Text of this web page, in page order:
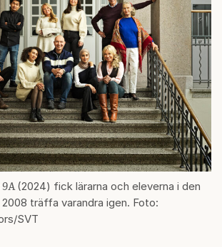
(2024) fick lärarna och eleverna i den
träffa varandra igen. Foto:
SVT